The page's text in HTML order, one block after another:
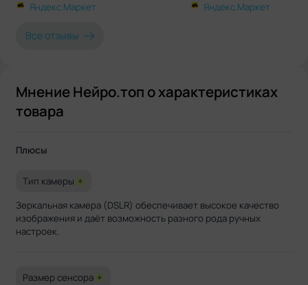
Яндекс.Маркет Яндекс.Маркет
Все отзывы
Мнение Нейро.топ о характеристиках
товара
Плюсы
Тип камеры +
Зеркальная камера (DSLR) обеспечивает высокое качество
изображения и даёт возможность разного рода ручных
настроек.
Размер сенсора +